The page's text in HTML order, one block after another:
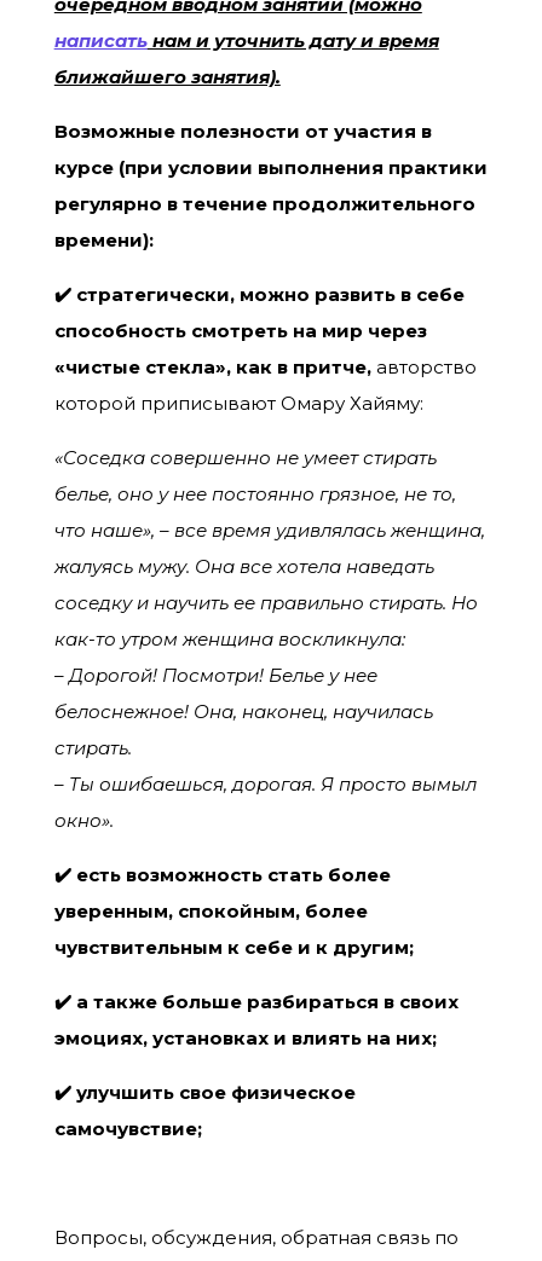
написатьнам и уточнить дату и время
ближайшего занятия).
Возможные полезности от участия в
курсе (при условии выполнения практики
регулярно в течение продолжительного
времени):
✔️стратегически, можно развить в себе
способность смотреть на мир через
«чистые стекла», как в притче, авторство
которой приписывают Омару Хайяму:
«Соседка совершенно не умеет стирать
белье, оно у нее постоянно грязное, не то,
что наше», – все время удивлялась женщина,
жалуясь мужу. Она все хотела наведать
соседку и научить ее правильно стирать. Но
как-то утром женщина воскликнула:
– Дорогой! Посмотри! Белье у нее
белоснежное! Она, наконец, научилась
стирать.
– Ты ошибаешься, дорогая. Я просто вымыл
окно».
✔️ есть возможность стать более
уверенным, спокойным, более
чувствительным к себе и к другим;
✔️ а также больше разбираться в своих
эмоциях, установках и влиять на них;
✔️ улучшить свое физическое
самочувствие;
Вопросы, обсуждения, обратная связь по